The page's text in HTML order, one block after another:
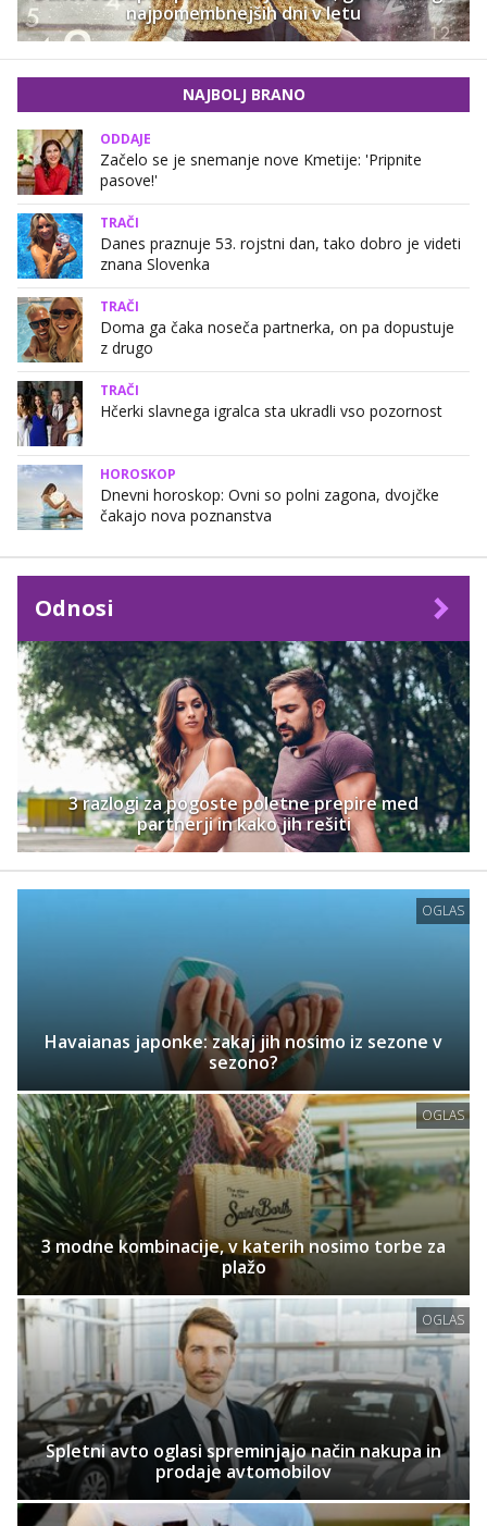
najpomembnejših dni v letu
NAJBOLJ BRANO
ODDAJE
Začelo se je snemanje nove Kmetije: 'Pripnite
pasove!'
TRAČI
Danes praznuje 53. rojstni dan, tako dobro je videti
znana Slovenka
TRAČI
Doma ga čaka noseča partnerka, on pa dopustuje
z drugo
TRAČI
Hčerki slavnega igralca sta ukradli vso pozornost
HOROSKOP
Dnevni horoskop: Ovni so polni zagona, dvojčke
čakajo nova poznanstva
Odnosi
3 razlogi za pogoste poletne prepire med
partnerji in kako jih rešiti
OGLAS
Havaianas japonke: zakaj jih nosimo iz sezone v
sezono?
OGLAS
3 modne kombinacije, v katerih nosimo torbe za
plažo
OGLAS
Spletni avto oglasi spreminjajo način nakupa in
prodaje avtomobilov